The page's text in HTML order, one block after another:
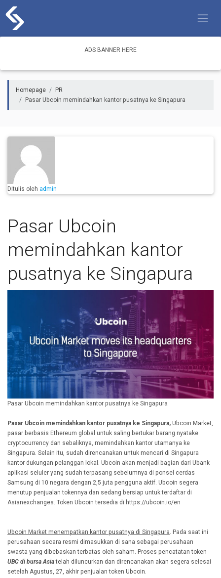
content
ADS BANNER HERE
Homepage
PR
Pasar Ubcoin memindahkan kantor pusatnya ke Singapura
Ditulis oleh admin
Pasar Ubcoin
memindahkan kantor
pusatnya ke Singapura
Pasar Ubcoin memindahkan kantor pusatnya ke Singapura
Pasar Ubcoin memindahkan kantor pusatnya ke Singapura, Ubcoin Market,
pasar berbasis Ethereum global untuk saling bertukar barang nyatake
cryptocurrency dan sebaliknya, memindahkan kantor utamanya ke
Singapura. Selain itu, sudah direncanakan untuk mencari di Singapura
kantor dukungan pelanggan lokal. Ubcoin akan menjadi bagian dari Ubank
aplikasi seluler yang sudah terpasang sebelumnya di ponsel cerdas
Samsung di 10 negara dengan 2,5 juta pengguna aktif. Ubcoin segera
menutup penjualan tokennya dan sedang bersiap untuk terdaftar di
Asianexchanges. Token Ubcoin tersedia di https://ubcoin.io/en
Ubcoin Market menempatkan kantor pusatnya di Singapura. Pada saat ini
perusahaan secara resmi dimasukkan di sana sebagai perusahaan
swasta yang dibebaskan terbatas oleh saham. Proses pencatatan token
UBC di bursa Asiatelah diluncurkan dan direncanakan akan segera selesai
setelah Agustus, 27, akhir penjualan token Ubcoin.